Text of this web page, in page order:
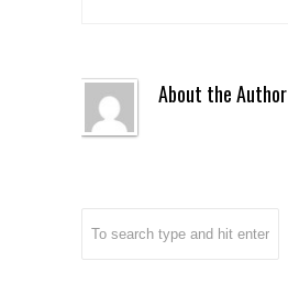
About the Author